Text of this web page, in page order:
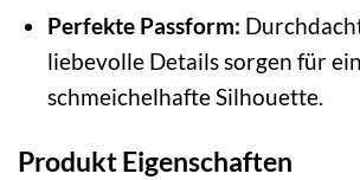
Perfekte Passform:
liebevolle Details sorgen für
schmeichelhafte Silhouette.
Produkt Eigenschaften